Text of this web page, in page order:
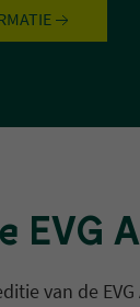
EVG
van de